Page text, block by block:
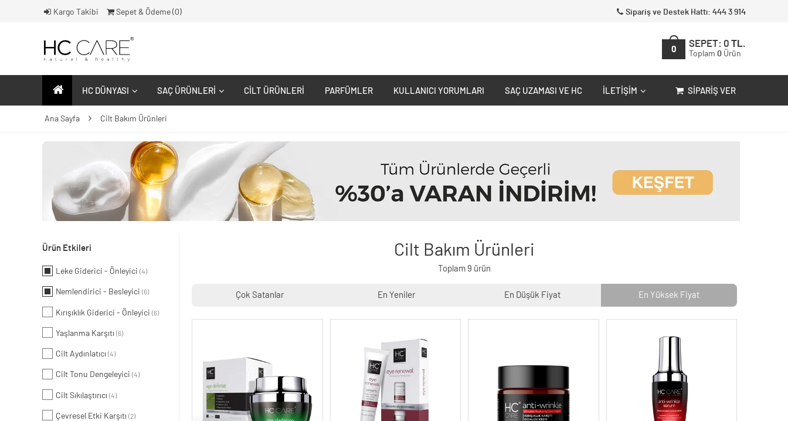
Kargo Takibi Sepet & Ödeme ( 0) Sipariş ve Destek Hattı: 444 3 914
0
SEPET: 0 TL.
Toplam 0 Ürün
HC DÜNYASI SAÇ ÜRÜNLERI CILT ÜRÜNLERI PARFÜMLER KULLANICI YORUMLARI SAÇ UZAMASI VE HC İLETIŞIM SIPARIŞ VER
Ana Sayfa Cilt Bakım Ürünleri
Ürün Etkileri
Leke Giderici - Önleyici (4)
Nemlendirici - Besleyici (6)
Kırışıklık Giderici - Önleyici (6)
Yaşlanma Karşıtı (6)
Cilt Aydınlatıcı (4)
Cilt Tonu Dengeleyici (4)
Cilt Sıkılaştırıcı (4)
Çevresel Etki Karşıtı (2)
Cilt Bakım Ürünleri
Toplam 9 ürün
Çok Satanlar En Yeniler En Düşük Fiyat En Yüksek Fiyat